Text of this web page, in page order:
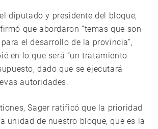
diputado y presidente del bloque,
que abordaron “temas que son
el desarrollo de la provincia”,
en lo que será “un tratamiento
dado que se ejecutará
autoridades.
Sager ratificó que la prioridad
unidad de nuestro bloque, que es la